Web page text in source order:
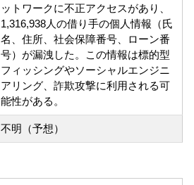
ットワークに不正アクセスがあり、
1,316,938人の借り手の個人情報（氏
名、住所、社会保障番号、ローン番
号）が漏洩した。この情報は標的型
フィッシングやソーシャルエンジニ
アリング、詐欺攻撃に利用される可
能性がある。
不明（予想）